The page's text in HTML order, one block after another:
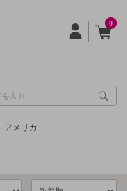
0
アメリカ